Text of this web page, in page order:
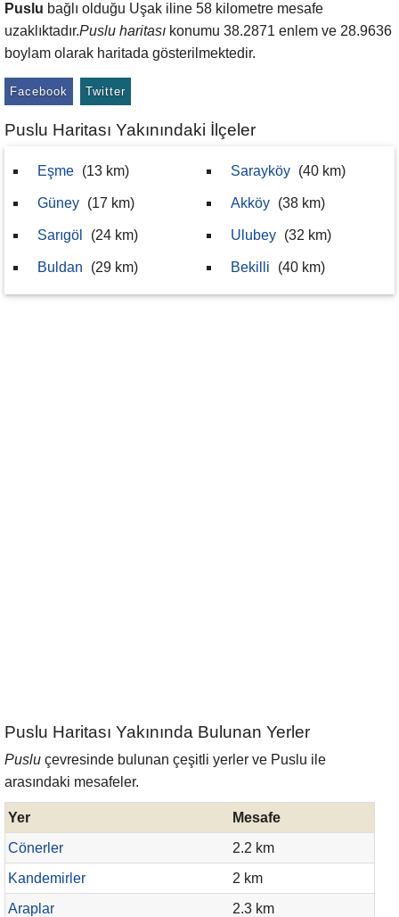
Puslu bağlı olduğu Uşak iline 58 kilometre mesafe
uzaklıktadır.Puslu haritası konumu 38.2871 enlem ve 28.9636
boylam olarak haritada gösterilmektedir.
Facebook Twitter
Puslu Haritası Yakınındaki İlçeler
Eşme (13 km)
Güney (17 km)
Sarıgöl (24 km)
Buldan (29 km)
Sarayköy (40 km)
Akköy (38 km)
Ulubey (32 km)
Bekilli (40 km)
Puslu Haritası Yakınında Bulunan Yerler
Puslu çevresinde bulunan çeşitli yerler ve Puslu ile
arasındaki mesafeler.
Yer
Mesafe
Cönerler
2.2 km
Kandemirler
2 km
Araplar
2.3 km